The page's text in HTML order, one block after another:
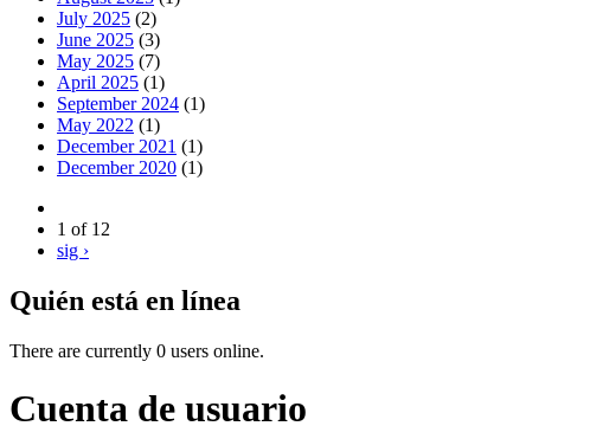
July 2025 (2)
June 2025 (3)
May 2025 (7)
April 2025 (1)
September 2024 (1)
May 2022 (1)
December 2021 (1)
December 2020 (1)
1 of 12
sig ›
Quién está en línea
There are currently 0 users online.
Cuenta de usuario